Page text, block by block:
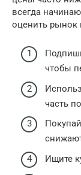
всегда
оценить рынок
чтобы
часть
Ищите